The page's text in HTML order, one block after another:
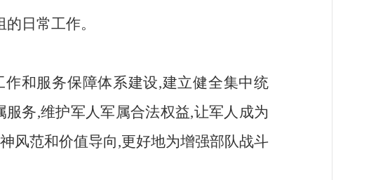
日常工作。
和服务保障体系建设,建立健全集中统
务,维护军人军属合法权益,让军人成为
风范和价值导向,更好地为增强部队战斗